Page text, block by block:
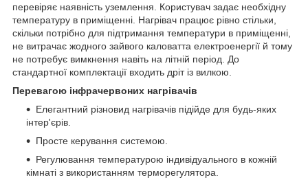
перевіряє наявність уземлення. Користувач задає необхідну
температуру в приміщенні. Нагрівач працює рівно стільки,
скільки потрібно для підтримання температури в приміщенні,
не витрачає жодного зайвого каловатта електроенергії й тому
не потребує вимкнення навіть на літній період. До
стандартної комплектації входить дріт із вилкою.
Перевагою інфрачервоних нагрівачів
Елегантний різновид нагрівачів підійде для будь-яких
інтер'єрів.
Просте керування системою.
Регулювання температурою індивідуального в кожній
кімнаті з використанням терморегулятора.